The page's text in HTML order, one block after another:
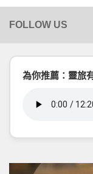
為你推薦：靈旅